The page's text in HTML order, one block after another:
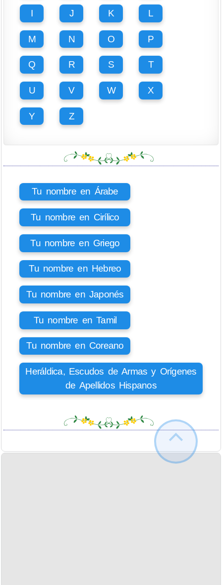
I J K L
M N O P
Q R S T
U V W X
Y Z
Tu nombre en Árabe
Tu nombre en Cirílico
Tu nombre en Griego
Tu nombre en Hebreo
Tu nombre en Japonés
Tu nombre en Tamil
Tu nombre en Coreano
Heráldica, Escudos de Armas y Orígenes
de Apellidos Hispanos